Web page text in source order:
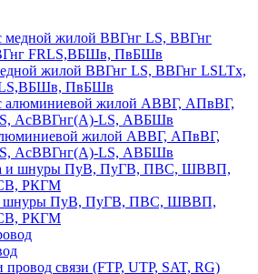
жилой ВВГнг LS, ВВГнг LSLTx,
ПвБШв
жилой АВВГ, АПвВГ,
АсВВГнг(А)-LS, АВБШв
шнуры ПуВ, ПуГВ, ПВС, ШВВП,
РКГМ